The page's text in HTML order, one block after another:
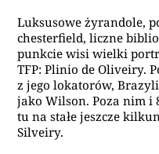
Luksusowe żyrandole,
chesterfield, liczne
punkcie wisi wielki
TFP: Plinio de Oliveiry.
z jego lokatorów,
jako Wilson. Poza nim i
tu na stałe jeszcze
Silveiry.